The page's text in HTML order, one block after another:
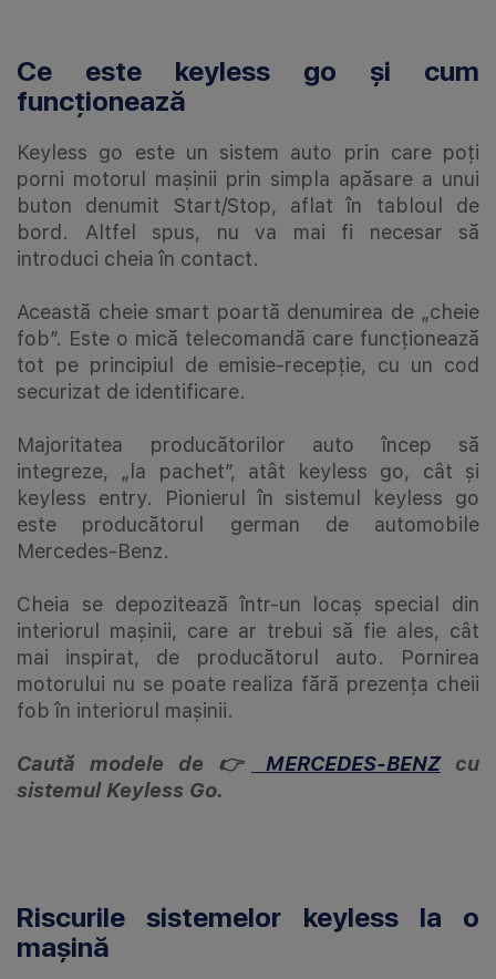
Ce este keyless go și cum
funcționează
Keyless go este un sistem auto prin care poți
porni motorul mașinii prin simpla apăsare a unui
buton denumit Start/Stop, aflat în tabloul de
bord. Altfel spus, nu va mai fi necesar să
introduci cheia în contact.
Această cheie smart poartă denumirea de „cheie
fob”. Este o mică telecomandă care funcționează
tot pe principiul de emisie-recepție, cu un cod
securizat de identificare.
Majoritatea producătorilor auto încep să
integreze, „la pachet”, atât keyless go, cât și
keyless entry. Pionierul în sistemul keyless go
este producătorul german de automobile
Mercedes-Benz.
Cheia se depozitează într-un locaș special din
interiorul mașinii, care ar trebui să fie ales, cât
mai inspirat, de producătorul auto. Pornirea
motorului nu se poate realiza fără prezența cheii
fob în interiorul mașinii.
Caută modele de 👉 MERCEDES-BENZcu
sistemul Keyless Go.
Riscurile sistemelor keyless la o
mașină